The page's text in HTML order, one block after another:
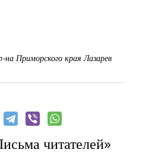
на Приморского края Лазарев
читателей»